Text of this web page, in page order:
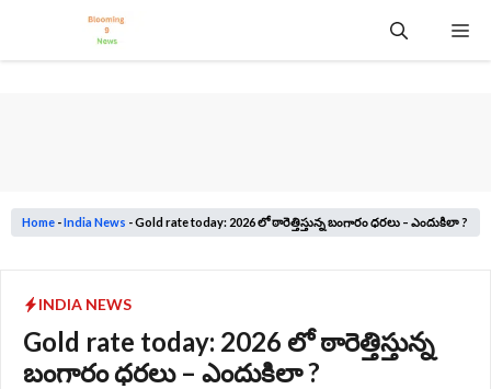
content
Home -India News -Gold rate today: 2026 లో ఠారెత్తిస్తున్న బంగారం ధరలు – ఎందుకిలా ?
INDIA NEWS
Gold rate today: 2026 లో ఠారెత్తిస్తున్న
బంగారం ధరలు – ఎందుకిలా ?